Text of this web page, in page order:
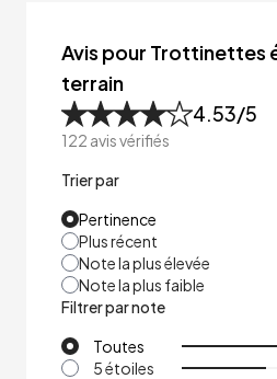
Avis pour Trottinettes
terrain
4.53/5
122 avis vérifiés
Trier par
Pertinence
Plus récent
Note la plus élevée
Note la plus faible
Filtrer par note
Toutes
5 étoiles